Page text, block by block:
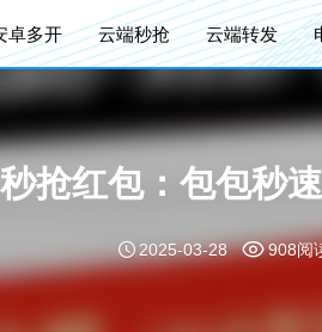
卓多开 云端秒抢 云端转发
抢红包：包包秒
2025-03-28 908阅